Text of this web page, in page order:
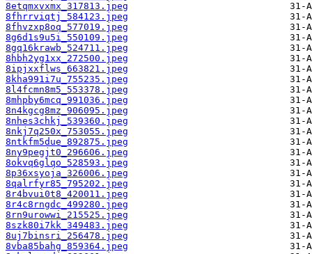
8etqmxvxmx_317813.jpeg
8fhrrviqtj_584123.jpeg
8fhvzxp8oq_577019.jpeg
8g6d1s9u5i_550109.jpeg
8gq16krawb_524711.jpeg
8hbh2yg1xx_272500.jpeg
8ipjxxflws_663821.jpeg
8kha991i7u_755235.jpeg
8l4fcmn8m5_553378.jpeg
8mhpby6mcq_991036.jpeg
8n4kgcg8mz_906095.jpeg
8nhes3chkj_539360.jpeg
8nkj7q250x_753055.jpeg
8ntkfm5due_892875.jpeg
8ny9pegjt0_296606.jpeg
8okvq6glqo_528593.jpeg
8p36xsyoja_326006.jpeg
8qalrfyr85_795202.jpeg
8r4bvui0t8_420011.jpeg
8r4c8rngdc_499280.jpeg
8rn9urowwi_215525.jpeg
8szk80i7kk_349483.jpeg
8uj7binsri_256478.jpeg
8vba85bahg_859364.jpeg